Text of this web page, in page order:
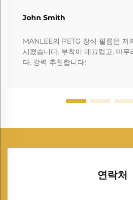
John Smith
MANLEE의 PETG 장식 필름은 저
시켰습니다. 부착이 매끄럽고, 마무
다. 강력 추천합니다!
연락처